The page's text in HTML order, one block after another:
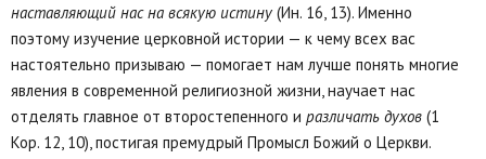
наставляющий нас на всякую истину (Ин. 16, 13). Именно
поэтому изучение церковной истории — к чему всех вас
настоятельно призываю — помогает нам лучше понять многие
явления в современной религиозной жизни, научает нас
отделять главное от второстепенного и различать духов (1
Кор. 12, 10), постигая премудрый Промысл Божий о Церкви.